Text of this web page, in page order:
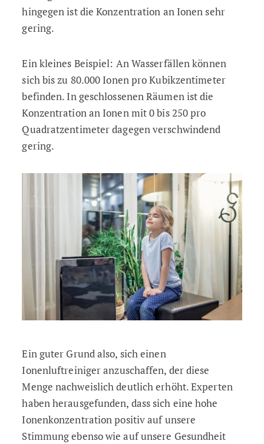
hingegen ist die Konzentration an Ionen sehr
gering.
Ein kleines Beispiel: An Wasserfällen können
sich bis zu 80.000 Ionen pro Kubikzentimeter
befinden. In geschlossenen Räumen ist die
Konzentration an Ionen mit 0 bis 250 pro
Quadratzentimeter dagegen verschwindend
gering.
Ein guter Grund also, sich einen
Ionenluftreiniger anzuschaffen, der diese
Menge nachweislich deutlich erhöht. Experten
haben herausgefunden, dass sich eine hohe
Ionenkonzentration positiv auf unsere
Stimmung ebenso wie auf unsere Gesundheit